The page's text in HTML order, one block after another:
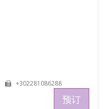
+302281086288
预订